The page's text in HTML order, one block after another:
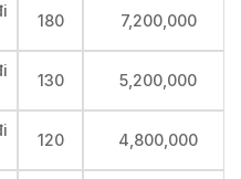
180 7,200,000
130 5,200,000
120 4,800,000